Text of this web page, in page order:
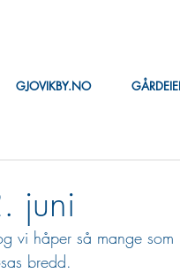
GJOVIKBY.NO
juni
vi håper så mange som
bredd.